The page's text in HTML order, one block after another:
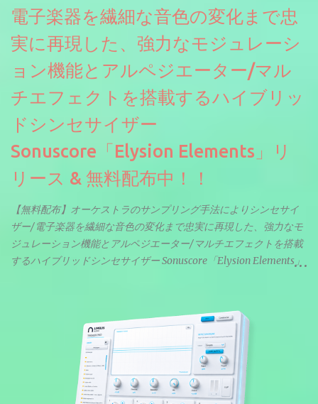
電子楽器を繊細な音色の変化まで忠
実に再現した、強力なモジュレーシ
ョン機能とアルペジエーター/マル
チエフェクトを搭載するハイブリッ
ドシンセサイザー
Sonuscore「Elysion Elements」リ
リース & 無料配布中！！
【無料配布】オーケストラのサンプリング手法によりシンセサイ
ザー/電子楽器を繊細な音色の変化まで忠実に再現した、強力なモ
ジュレーション機能とアルペジエーター/マルチエフェクトを搭載
するハイブリッドシンセサイザー Sonuscore「Elysion Elements」
えるようになっています。総容量も7GBを超えます。複数の設定に
より音色が作りこまれているため、あらかじめアルペジオがプロ
グラムされているプリセットも多いですが、アルペジオを切るこ
とももちろんできます。 ほとんどのシンセライブラリは、音を一
度サンプリングしてベロシティで音量を調整します。 しかし、
ELYSIONは違います。ビンテージシンセを含む様々な音源から、